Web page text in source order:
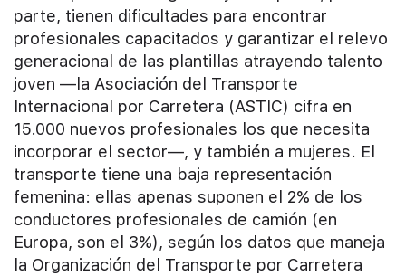
parte, tienen dificultades para encontrar
profesionales capacitados y garantizar el relevo
generacional de las plantillas atrayendo talento
joven —la Asociación del Transporte
Internacional por Carretera (ASTIC) cifra en
15.000 nuevos profesionales los que necesita
incorporar el sector—, y también a mujeres. El
transporte tiene una baja representación
femenina: ellas apenas suponen el 2% de los
conductores profesionales de camión (en
Europa, son el 3%), según los datos que maneja
la Organización del Transporte por Carretera